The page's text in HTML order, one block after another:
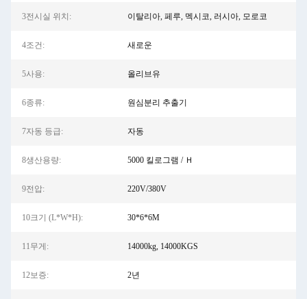
3전시실 위치: 이탈리아, 페루, 멕시코, 러시아, 모로코
4조건: 새로운
5사용: 올리브유
6종류: 원심분리 추출기
7자동 등급: 자동
8생산용량: 5000 킬로그램 / Ｈ
9전압: 220V/380V
10크기 (L*W*H): 30*6*6M
11무게: 14000kg, 14000KGS
12보증: 2년